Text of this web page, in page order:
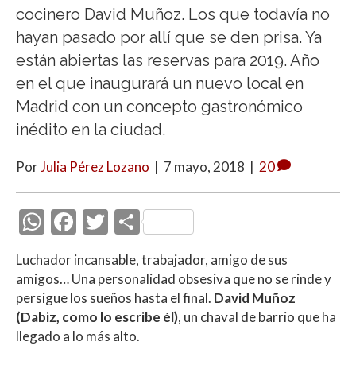
cocinero David Muñoz. Los que todavía no
hayan pasado por allí que se den prisa. Ya
están abiertas las reservas para 2019. Año
en el que inaugurará un nuevo local en
Madrid con un concepto gastronómico
inédito en la ciudad.
PorJulia Pérez Lozano | 7 mayo, 2018 | 20
W
h
at
s
A
p
F
ac
e
b
o
o
T
w
itt
er
C
o
m
p
ar
Luchador incansable, trabajador, amigo de sus
amigos… Una personalidad obsesiva que no se rinde y
persigue los sueños hasta el final. David Muñoz
(Dabiz, como lo escribe él), un chaval de barrio que ha
llegado a lo más alto.